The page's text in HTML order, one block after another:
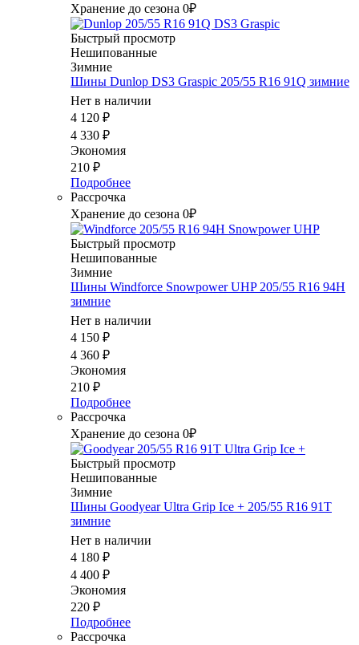
Хранение до сезона 0₽
Быстрый просмотр
Нешипованные
Зимние
Шины Dunlop DS3 Graspic 205/55 R16 91Q зимние
Нет в наличии
4 120 ₽
4 330 ₽
Экономия
210 ₽
Подробнее
Рассрочка
Хранение до сезона 0₽
Быстрый просмотр
Нешипованные
Зимние
Шины Windforce Snowpower UHP 205/55 R16 94H
зимние
Нет в наличии
4 150 ₽
4 360 ₽
Экономия
210 ₽
Подробнее
Рассрочка
Хранение до сезона 0₽
Быстрый просмотр
Нешипованные
Зимние
Шины Goodyear Ultra Grip Ice + 205/55 R16 91T
зимние
Нет в наличии
4 180 ₽
4 400 ₽
Экономия
220 ₽
Подробнее
Рассрочка